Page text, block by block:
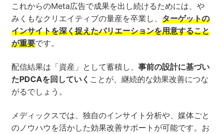
これからのMeta広告で成果を出し続けるためには、や
みくもなクリエイティブの量産を卒業し、 ターゲットの
インサイトを深く捉えたバリエーションを用意すること
が重要です。
配信結果は「資産」として蓄積し、 事前の設計に基づい
たPDCAを回していく ことが、継続的な効果改善につな
がるでしょう。
メディックスでは、独自のインサイト分析や、媒体ごと
のノウハウを活かした効果改善サポートが可能です。お